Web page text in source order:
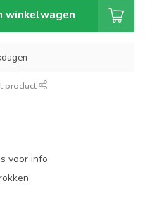
winkelwagen
product
voor info